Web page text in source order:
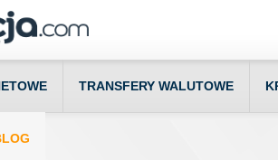
TRANSFERY WALUTOWE